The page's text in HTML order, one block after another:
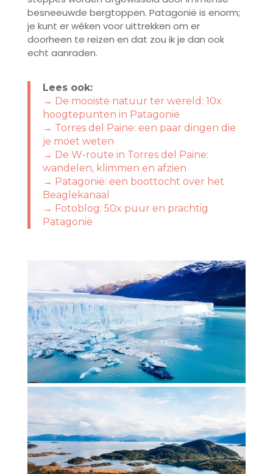
besneeuwde bergtoppen. Patagonië is enorm;
je kunt er wéken voor uittrekken om er
doorheen te reizen en dat zou ik je dan ook
echt aanraden.
Lees ook:
→ De mooiste natuur ter wereld: 10x
hoogtepunten in Patagonië
→ Torres del Paine: een paar dingen die
je moet weten
→ De W-route in Torres del Paine:
wandelen, klimmen en afzien
→ Patagonië: een boottocht over het
Beaglekanaal
→ Fotoblog: 50x puur en prachtig
Patagonië